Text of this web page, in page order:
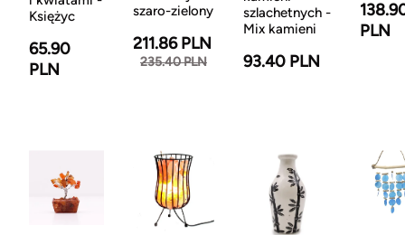
Księżyc
65.90
PLN
szaro-zielony
211.86 PLN
235.40 PLN
szlachetnych -
Mix kamieni
93.40 PLN
PLN